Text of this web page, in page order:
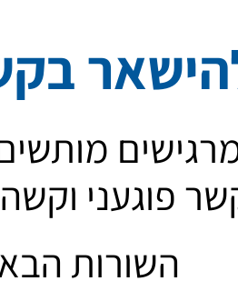
פוגעני
השורות